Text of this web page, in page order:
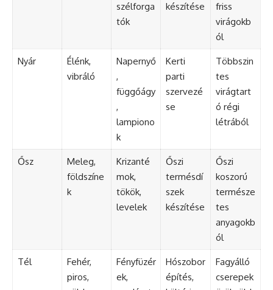
szélforga
tók
készítése
friss
virágokb
ól
Nyár
Élénk,
vibráló
Napernyő
,
függőágy
,
lampiono
k
Kerti
parti
szervezé
se
Többszin
tes
virágtart
ó régi
létrából
Ősz
Meleg,
földszíne
k
Krizanté
mok,
tökök,
levelek
Őszi
termésdí
szek
készítése
Őszi
koszorú
természe
tes
anyagokb
ól
Tél
Fehér,
piros,
Fényfüzér
ek,
Hószobor
építés,
Fagyálló
cserepek